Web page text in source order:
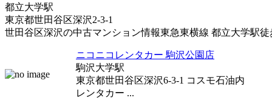
都立大学駅
東京都世田谷区深沢2-3-1
世田谷区深沢の中古マンション情報東急東横線 都立大学駅徒
ニコニコレンタカー 駒沢公園店
駒沢大学駅
東京都世田谷区深沢6-3-1 コスモ石油内
レンタカー ...